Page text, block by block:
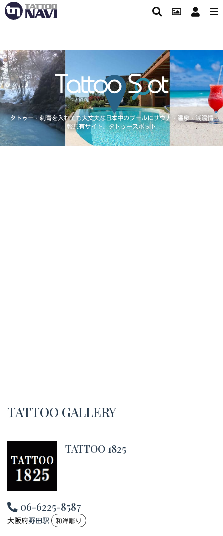
タトゥー・刺青を入れても大丈夫な日本中のプールにサウナ・温泉・銭湯情
報共有サイト、タトゥースポット
TATTOO GALLERY
TATTOO 1825
06-6225-8587
大阪府野田駅 和洋彫り